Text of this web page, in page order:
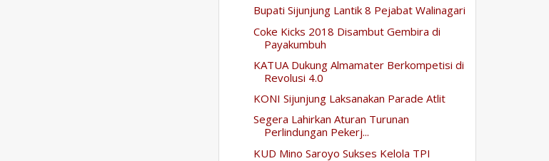
Bupati Sijunjung Lantik 8 Pejabat Walinagari
Coke Kicks 2018 Disambut Gembira di
Payakumbuh
KATUA Dukung Almamater Berkompetisi di
Revolusi 4.0
KONI Sijunjung Laksanakan Parade Atlit
Segera Lahirkan Aturan Turunan
Perlindungan Pekerj...
KUD Mino Saroyo Sukses Kelola TPI